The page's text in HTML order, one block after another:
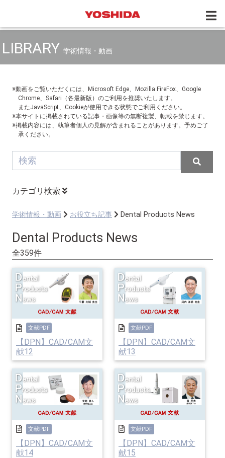
LIBRARY 学術情報・動画
※動画をご覧いただくには、Microsoft Edge、Mozilla FireFox、Google
Chrome、Safari（各最新版）のご利用を推奨いたします。
またJavaScript、Cookieが使用できる状態でご利用ください。
※本サイトに掲載されている記事・画像等の無断複製、転載を禁じます。
※掲載内容には、執筆者個人の見解が含まれることがあります。予めご了
承ください。
カテゴリ検索
学術情報・動画 お役立ち記事 Dental Products News
Dental Products News
全359件
文献PDF
【DPN】CAD/CAM文
献12
文献PDF
【DPN】CAD/CAM文
献13
文献PDF
【DPN】CAD/CAM文
献14
文献PDF
【DPN】CAD/CAM文
献15